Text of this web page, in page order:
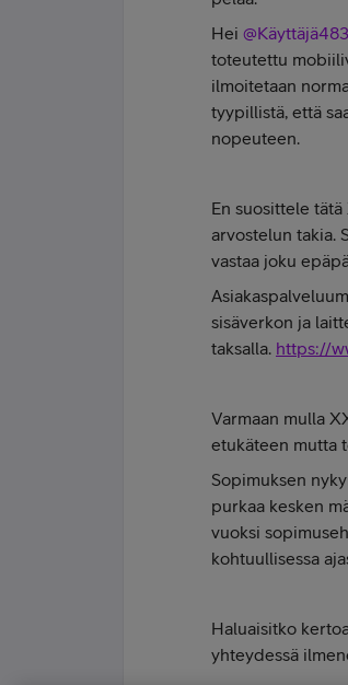
Hei
toteutettu
ilmoitetaan
tyypillistä, että
nopeuteen.
En suosittele
arvostelun takia.
vastaa joku
sisäverkon ja
taksalla. https://
Varmaan mulla
etukäteen mutta
Sopimuksen
purkaa kesken
vuoksi
kohtuullisessa
Haluaisitko
yhteydessä